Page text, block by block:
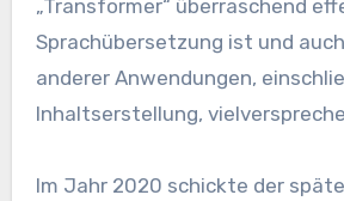
„Transformer“ überraschend
Sprachübersetzung ist und
anderer Anwendungen,
Inhaltserstellung,
Im Jahr 2020 schickte der